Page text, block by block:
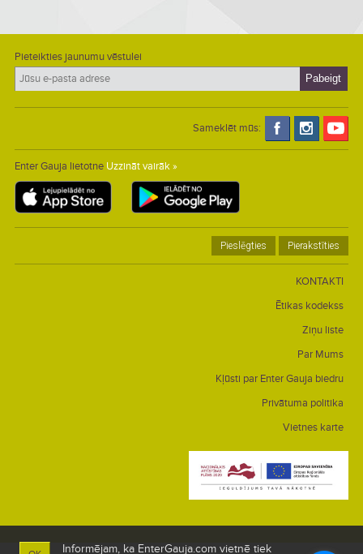
Pieteikties jaunumu vēstulei
Sameklēt mūs:
Enter Gauja lietotne Uzzināt vairāk »
Pieslēgties Pierakstīties
KONTAKTI
Ētikas kodekss
Ziņu liste
Par Mums
Kļūsti par Enter Gauja biedru
Privātuma politika
Vietnes karte
Informējam, ka EnterGauja.com vietnē tiek